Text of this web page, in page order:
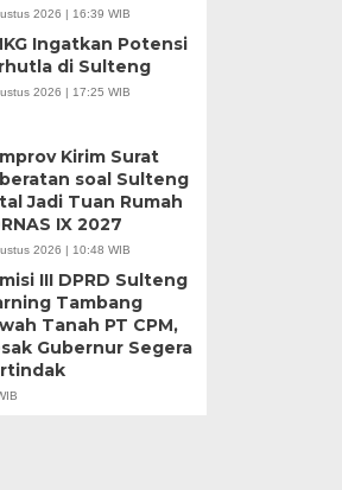
2026 | 16:39 WIB
Ingatkan Potensi
di Sulteng
2026 | 17:25 WIB
Kirim Surat
soal Sulteng
Jadi Tuan Rumah
IX 2027
2026 | 10:48 WIB
III DPRD Sulteng
Tambang
Tanah PT CPM,
Gubernur Segera